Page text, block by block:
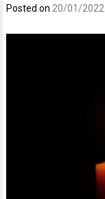
Posted on20/01/2022